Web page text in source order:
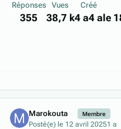
Réponses
355
Vues
38,7 k
Créé
4 a4 ale
Marokouta Membre
Posté(e) le 12 avril 20251 a